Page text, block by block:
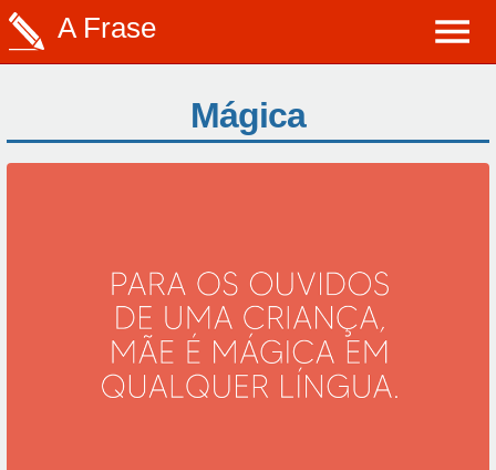
A Frase
Mágica